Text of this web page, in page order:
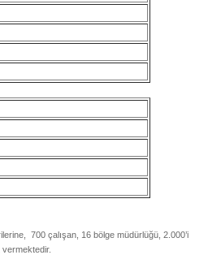
700 çalışan, 16 bölge müdürlüğü, 2.000’i